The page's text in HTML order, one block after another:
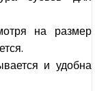
на размер
и удобна